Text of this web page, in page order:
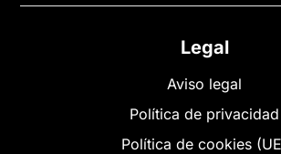
Legal
Aviso legal
Política de privacidad
Política de cookies